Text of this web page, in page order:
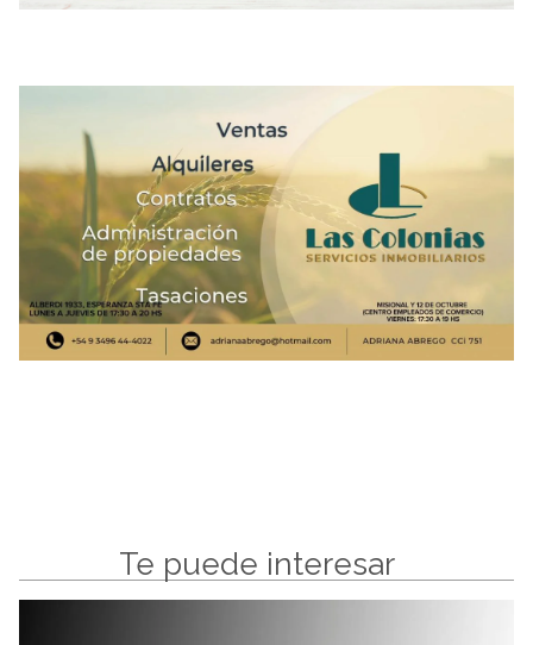
Te puede interesar